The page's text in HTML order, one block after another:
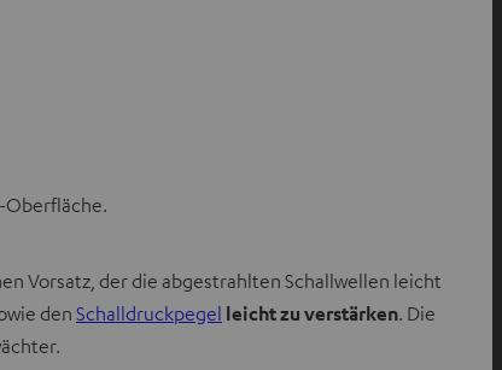
Oberfläche.
Vorsatz, der die abgestrahlten Schallwellen leicht
den Schalldruckpegel leicht zu verstärken. Die